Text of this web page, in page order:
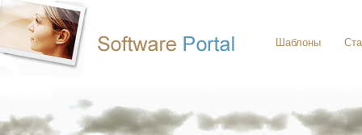
Шаблоны